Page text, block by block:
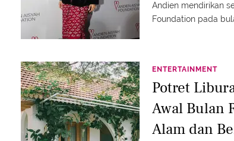
Andien mendirikan
Foundation pada
ENTERTAINMENT
Potret
Awal Bulan
Alam dan